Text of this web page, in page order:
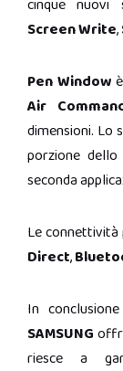
cinque
ScreenWrite,
Pen Windowè
Air
dimensioni.
porzione
seconda
Le connettività
Direct,
In
SAMSUNG
riesce a